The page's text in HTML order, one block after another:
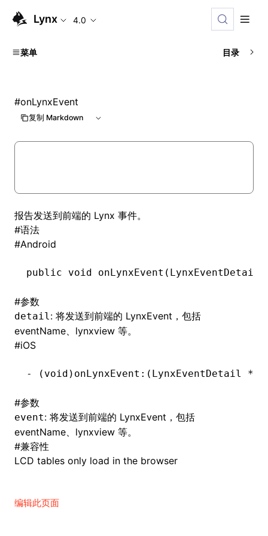
Lynx 4.0
菜单 目录
#onLynxEvent
复制 Markdown
报告发送到前端的 Lynx 事件。
#语法
#Android
public void onLynxEvent( LynxEventDetail
#参数
detail: 将发送到前端的 LynxEvent，包括
eventName、lynxview 等。
#iOS
- ( void )onLynxEvent:(LynxEventDetail *
#参数
event: 将发送到前端的 LynxEvent，包括
eventName、lynxview 等。
#兼容性
LCD tables only load in the browser
编辑此页面